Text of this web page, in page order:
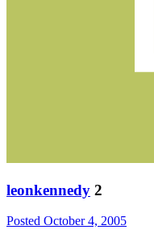
leonkennedy 2
Posted October 4, 2005